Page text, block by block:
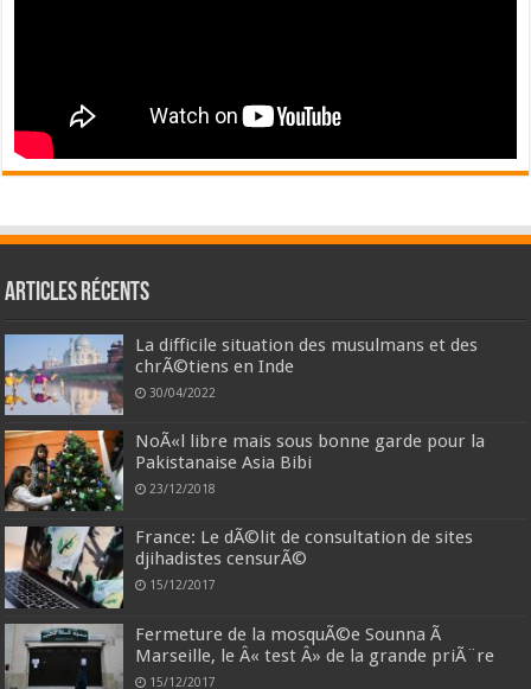
Articles récents
La difficile situation des musulmans et des
chrÃ©tiens en Inde
30/04/2022
NoÃ«l libre mais sous bonne garde pour la
Pakistanaise Asia Bibi
23/12/2018
France: Le dÃ©lit de consultation de sites
djihadistes censurÃ©
15/12/2017
Fermeture de la mosquÃ©e Sounna Ã
Marseille, le Â« test Â» de la grande priÃ¨re
15/12/2017